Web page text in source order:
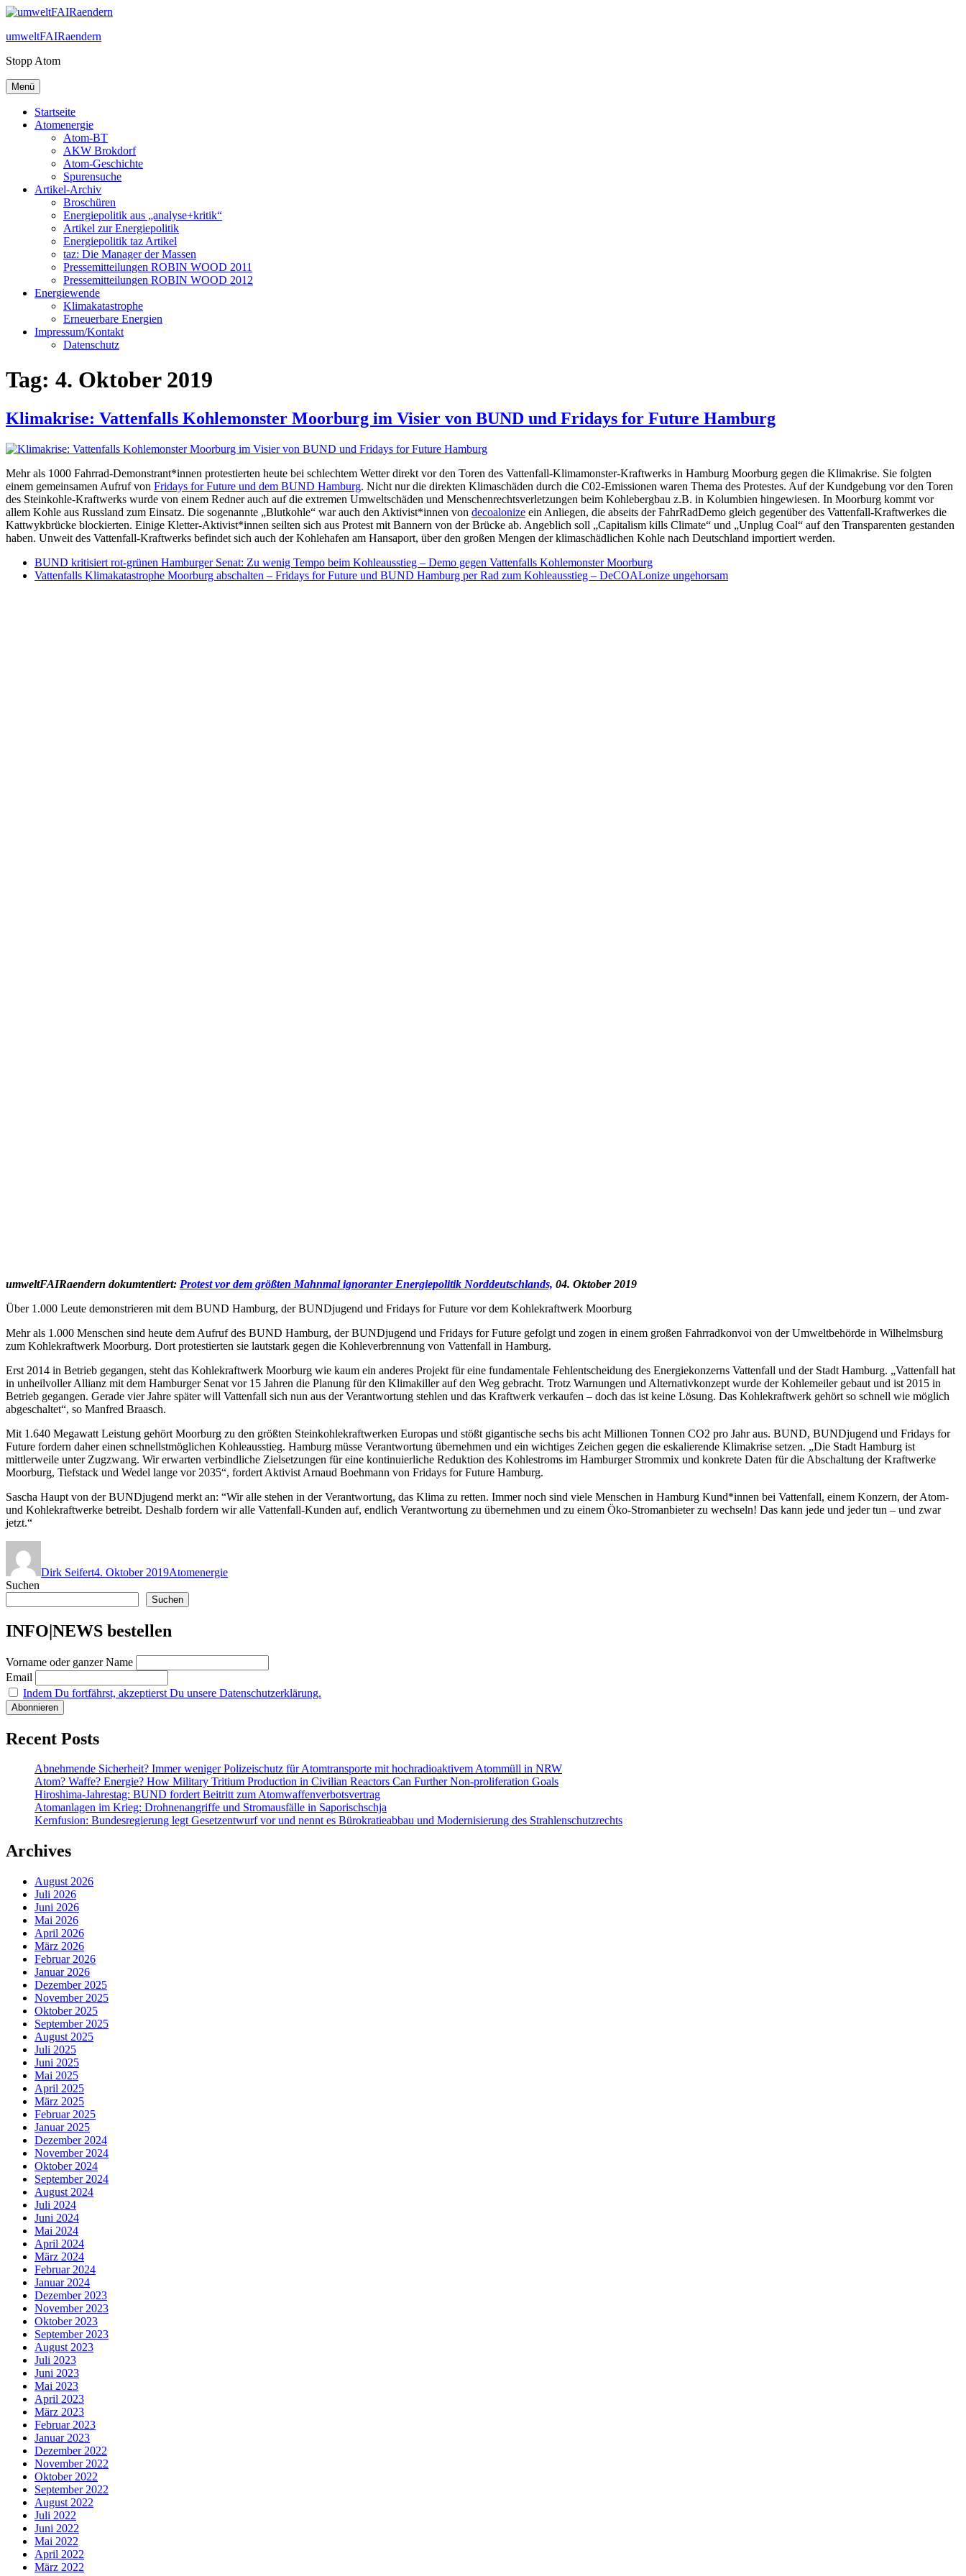
Zum
springen
umweltFAIRaendern
Stopp Atom
Menü
Startseite
Atomenergie
Atom-BT
AKW Brokdorf
Atom-Geschichte
Spurensuche
Artikel-Archiv
Broschüren
Energiepolitik aus „analyse+kritik“
Artikel zur Energiepolitik
Energiepolitik taz Artikel
taz: Die Manager der Massen
Pressemitteilungen ROBIN WOOD 2011
Pressemitteilungen ROBIN WOOD 2012
Energiewende
Klimakatastrophe
Erneuerbare Energien
Impressum/Kontakt
Datenschutz
Tag: 4. Oktober 2019
Klimakrise: Vattenfalls Kohlemonster Moorburg im Visier von BUND und Fridays for Future Hamburg
Mehr als 1000 Fahrrad-Demonstrant*innen protestierten heute bei schlechtem Wetter direkt vor den Toren des Vattenfall-Klimamonster-Kraftwerks in Hamburg Moorburg gegen die Klimakrise. Sie folgten
einem gemeinsamen Aufruf von Fridays for Future und dem BUND Hamburg. Nicht nur die direkten Klimaschäden durch die C02-Emissionen waren Thema des Protestes. Auf der Kundgebung vor den Toren
des Steinkohle-Kraftwerks wurde von einem Redner auch auf die extremen Umweltschäden und Menschenrechtsverletzungen beim Kohlebergbau z.B. in Kolumbien hingewiesen. In Moorburg kommt vor
allem Kohle aus Russland zum Einsatz. Die sogenannte „Blutkohle“ war auch den Aktivist*innen von decoalonize ein Anliegen, die abseits der FahrRadDemo gleich gegenüber des Vattenfall-Kraftwerkes die
Kattwykbrücke blockierten. Einige Kletter-Aktivist*innen seilten sich aus Protest mit Bannern von der Brücke ab. Angeblich soll „Capitalism kills Climate“ und „Unplug Coal“ auf den Transparenten gestanden
haben. Unweit des Vattenfall-Kraftwerks befindet sich auch der Kohlehafen am Hansaport, über den großen Mengen der klimaschädlichen Kohle nach Deutschland importiert werden.
BUND kritisiert rot-grünen Hamburger Senat: Zu wenig Tempo beim Kohleausstieg – Demo gegen Vattenfalls Kohlemonster Moorburg
Vattenfalls Klimakatastrophe Moorburg abschalten – Fridays for Future und BUND Hamburg per Rad zum Kohleausstieg – DeCOALonize ungehorsam
umweltFAIRaendern dokumtentiert: Protest vor dem größten Mahnmal ignoranter Energiepolitik Norddeutschlands, 04. Oktober 2019
Über 1.000 Leute demonstrieren mit dem BUND Hamburg, der BUNDjugend und Fridays for Future vor dem Kohlekraftwerk Moorburg
Mehr als 1.000 Menschen sind heute dem Aufruf des BUND Hamburg, der BUNDjugend und Fridays for Future gefolgt und zogen in einem großen Fahrradkonvoi von der Umweltbehörde in Wilhelmsburg
zum Kohlekraftwerk Moorburg. Dort protestierten sie lautstark gegen die Kohleverbrennung von Vattenfall in Hamburg.
Erst 2014 in Betrieb gegangen, steht das Kohlekraftwerk Moorburg wie kaum ein anderes Projekt für eine fundamentale Fehlentscheidung des Energiekonzerns Vattenfall und der Stadt Hamburg. „Vattenfall hat
in unheilvoller Allianz mit dem Hamburger Senat vor 15 Jahren die Planung für den Klimakiller auf den Weg gebracht. Trotz Warnungen und Alternativkonzept wurde der Kohlemeiler gebaut und ist 2015 in
Betrieb gegangen. Gerade vier Jahre später will Vattenfall sich nun aus der Verantwortung stehlen und das Kraftwerk verkaufen – doch das ist keine Lösung. Das Kohlekraftwerk gehört so schnell wie möglich
abgeschaltet“, so Manfred Braasch.
Mit 1.640 Megawatt Leistung gehört Moorburg zu den größten Steinkohlekraftwerken Europas und stößt gigantische sechs bis acht Millionen Tonnen CO2 pro Jahr aus. BUND, BUNDjugend und Fridays for
Future fordern daher einen schnellstmöglichen Kohleausstieg. Hamburg müsse Verantwortung übernehmen und ein wichtiges Zeichen gegen die eskalierende Klimakrise setzen. „Die Stadt Hamburg ist
mittlerweile unter Zugzwang. Wir erwarten verbindliche Zielsetzungen für eine kontinuierliche Reduktion des Kohlestroms im Hamburger Strommix und konkrete Daten für die Abschaltung der Kraftwerke
Moorburg, Tiefstack und Wedel lange vor 2035“, fordert Aktivist Arnaud Boehmann von Fridays for Future Hamburg.
Sascha Haupt von der BUNDjugend merkt an: “Wir alle stehen in der Verantwortung, das Klima zu retten. Immer noch sind viele Menschen in Hamburg Kund*innen bei Vattenfall, einem Konzern, der Atom-
und Kohlekraftwerke betreibt. Deshalb fordern wir alle Vattenfall-Kunden auf, endlich Verantwortung zu übernehmen und zu einem Öko-Stromanbieter zu wechseln! Das kann jede und jeder tun – und zwar
jetzt.“
Dirk Seifert4. Oktober 2019Atomenergie
Suchen
Suchen
INFO|NEWS bestellen
Vorname oder ganzer Name
Email
Indem Du fortfährst, akzeptierst Du unsere Datenschutzerklärung.
Recent Posts
Abnehmende Sicherheit? Immer weniger Polizeischutz für Atomtransporte mit hochradioaktivem Atommüll in NRW
Atom? Waffe? Energie? How Military Tritium Production in Civilian Reactors Can Further Non-proliferation Goals
Hiroshima-Jahrestag: BUND fordert Beitritt zum Atomwaffenverbotsvertrag
Atomanlagen im Krieg: Drohnenangriffe und Stromausfälle in Saporischschja
Kernfusion: Bundesregierung legt Gesetzentwurf vor und nennt es Bürokratieabbau und Modernisierung des Strahlenschutzrechts
Archives
August 2026
Juli 2026
Juni 2026
Mai 2026
April 2026
März 2026
Februar 2026
Januar 2026
Dezember 2025
November 2025
Oktober 2025
September 2025
August 2025
Juli 2025
Juni 2025
Mai 2025
April 2025
März 2025
Februar 2025
Januar 2025
Dezember 2024
November 2024
Oktober 2024
September 2024
August 2024
Juli 2024
Juni 2024
Mai 2024
April 2024
März 2024
Februar 2024
Januar 2024
Dezember 2023
November 2023
Oktober 2023
September 2023
August 2023
Juli 2023
Juni 2023
Mai 2023
April 2023
März 2023
Februar 2023
Januar 2023
Dezember 2022
November 2022
Oktober 2022
September 2022
August 2022
Juli 2022
Juni 2022
Mai 2022
April 2022
März 2022